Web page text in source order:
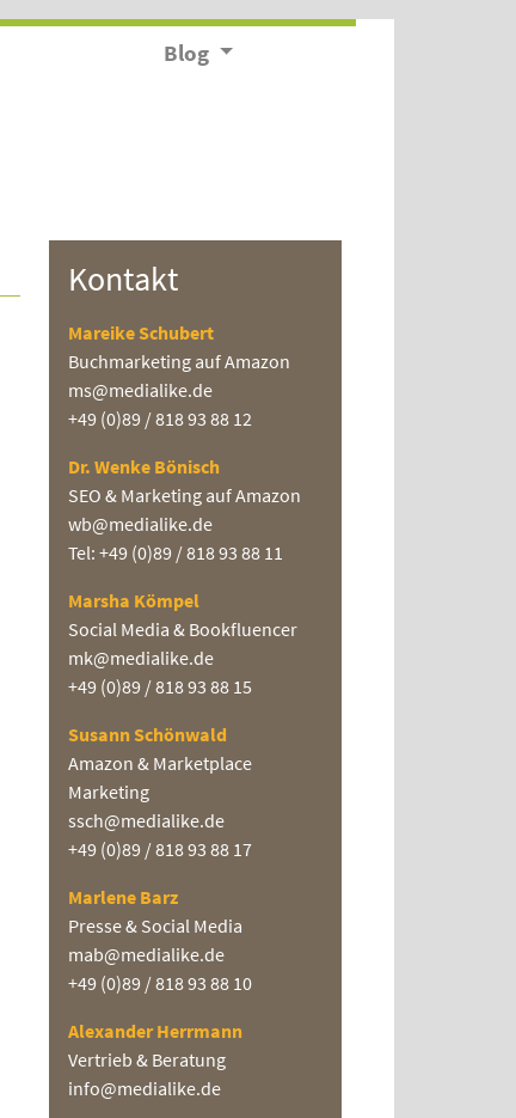
Blog
Kontakt
Mareike Schubert
Buchmarketing auf Amazon
ms@medialike.de
+49 (0)89 / 818 93 88 12
Dr. Wenke Bönisch
SEO & Marketing auf Amazon
wb@medialike.de
Tel: +49 (0)89 / 818 93 88 11
Marsha Kömpel
Social Media & Bookfluencer
mk@medialike.de
+49 (0)89 / 818 93 88 15
Susann Schönwald
Amazon & Marketplace
Marketing
ssch@medialike.de
+49 (0)89 / 818 93 88 17
Marlene Barz
Presse & Social Media
mab@medialike.de
+49 (0)89 / 818 93 88 10
Alexander Herrmann
Vertrieb & Beratung
info@medialike.de